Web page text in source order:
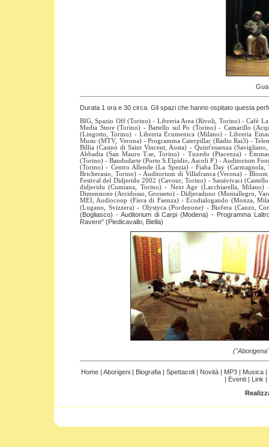
Durata 1 ora e 30 circa. Gli spazi che hanno ospitato questa
BIG, Spazio Off (Torino) - Libreria Area (Rivoli, Torino) - Cafè
Media Store (Torino) - Battello sul Po (Torino) - Camarillo
(Lingotto, Torino) - Libreria Ecumenica (Milano) - Libreria
Music (MTV, Verona) - Programma Caterpillar (Radio Rai3) -
Billia (Casinò di Saint Vincent, Aosta) - Quint'essenza
Abbadia (San Mauro T.se, Torino) - Tuxedo (Piacenza) -
(Torino) - Bandudarte (Porto S.Elpidio, Ascoli P.) - Auditorium
(Torino) - Centro Allende (La Spezia) - Fiaba Day
Bricherasio, Torino) - Auditorium di Villafranca (Verona) -
Festival del Didjeridu 2002 (Cavour, Torino) - Sassivivaci
didjeridu (Cumiana, Torino) - Next Age (Lacchiarella,
Dimensione (Arcidosso, Grosseto) - Didjeraduno (Montallegro,
MEI, Audiocoop (Fiera di Faenza) - Ecodialogando (Monza,
(Lugano, Svizzera) - Olystyca (Pordenone) - Biofera (Canzo,
(Bogliasco) - Auditorium di Carpi (Modena) - Programma
Ravere" (Piedicavallo, Biella)
Home | Aborigeni | Biografia | Spettacoli | Novità | MP3 | Musica |
| Eventi | Link |